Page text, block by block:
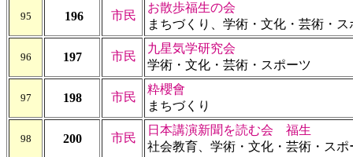
95 196 市民
お散歩福生の会
まちづくり、学術・文化・芸術・
96 197 市民
九星気学研究会
学術・文化・芸術・スポーツ
97 198 市民
粋櫻會
まちづくり
98 200 市民
日本講演新聞を読む会 福生
社会教育、学術・文化・芸術・ス